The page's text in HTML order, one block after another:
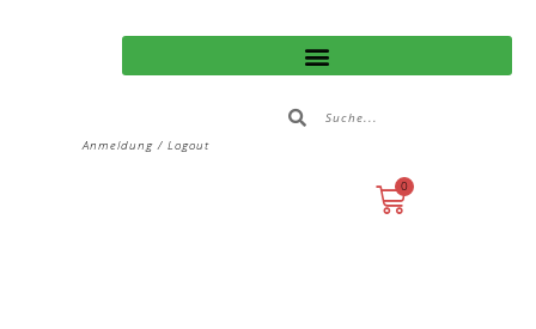
Anmeldung / Logout
0